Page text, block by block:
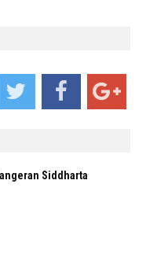
Siddharta